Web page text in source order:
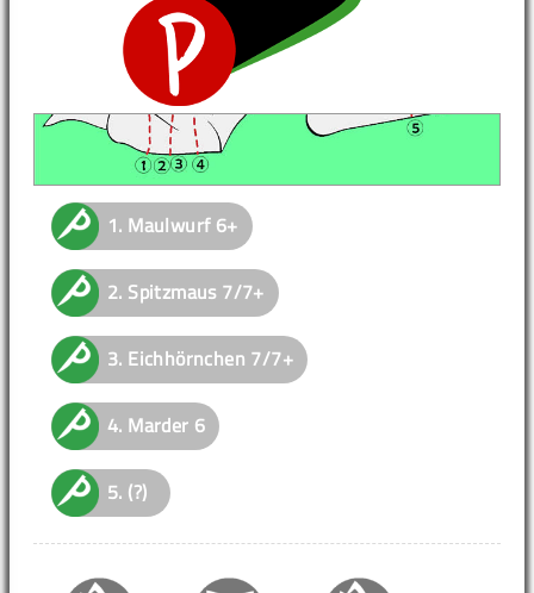
1. Maulwurf6+
2. Spitzmaus7/7+
3. Eichhörnchen 7/7+
4. Marder 6
5. (?)